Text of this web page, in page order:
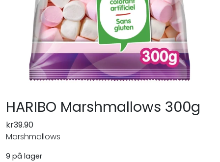
HARIBO Marshmallows 300g
kr39.90
Marshmallows
9 på lager